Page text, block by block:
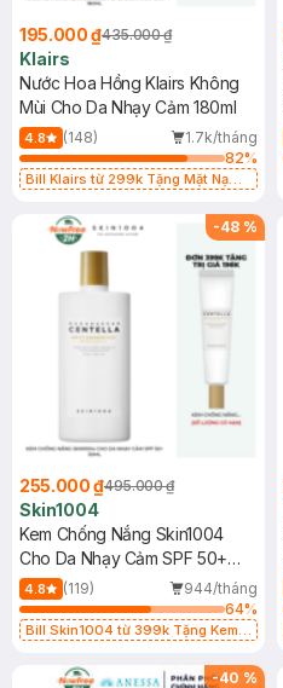
195.000 ₫435.000 ₫
Klairs
Nước Hoa Hồng Klairs Không
Mùi Cho Da Nhạy Cảm 180ml
4.8 (148)
1.7k/tháng
82%
Bill Klairs từ 299k Tặng Mặt Nạ
25ml (SL Có Hạn)
-48 %
255.000 ₫495.000 ₫
Skin1004
Kem Chống Nắng Skin1004
Cho Da Nhạy Cảm SPF 50+
50ml
4.8 (119)
944/tháng
64%
Bill Skin1004 từ 399k Tặng Kem
SPF 50+ 20ml (SL Có Hạn)
-40 %